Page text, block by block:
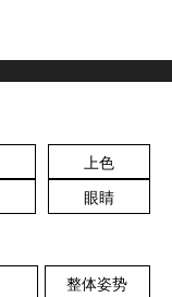
上色
眼睛
整体姿势